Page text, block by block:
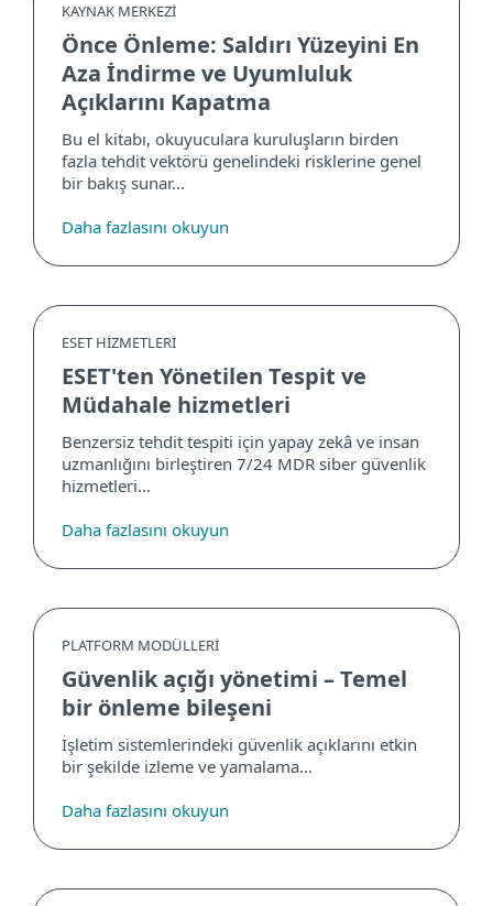
KAYNAK MERKEZİ
Önce Önleme: Saldırı Yüzeyini En
Aza İndirme ve Uyumluluk
Açıklarını Kapatma
Bu el kitabı, okuyuculara kuruluşların birden
fazla tehdit vektörü genelindeki risklerine genel
bir bakış sunar...
Daha fazlasını okuyun
ESET HİZMETLERİ
ESET'ten Yönetilen Tespit ve
Müdahale hizmetleri
Benzersiz tehdit tespiti için yapay zekâ ve insan
uzmanlığını birleştiren 7/24 MDR siber güvenlik
hizmetleri...
Daha fazlasını okuyun
PLATFORM MODÜLLERİ
Güvenlik açığı yönetimi – Temel
bir önleme bileşeni
İşletim sistemlerindeki güvenlik açıklarını etkin
bir şekilde izleme ve yamalama...
Daha fazlasını okuyun